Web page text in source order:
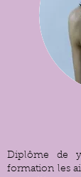
Diplôme de
formation les